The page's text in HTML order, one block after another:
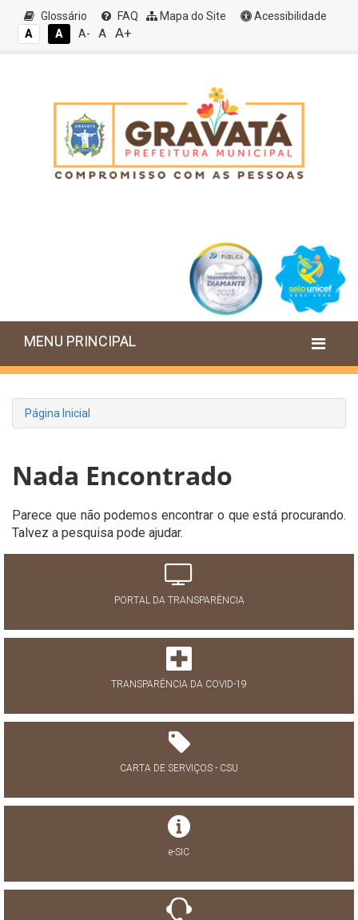
Glossário FAQ Mapa do Site
Acessibilidade
A
A A- A A+
MENU PRINCIPAL
Página Inicial
Nada Encontrado
Parece que não podemos encontrar o que está procurando.
Talvez a pesquisa pode ajudar.
PORTAL DA TRANSPARÊNCIA
TRANSPARÊNCIA DA COVID-19
CARTA DE SERVIÇOS - CSU
e-SIC